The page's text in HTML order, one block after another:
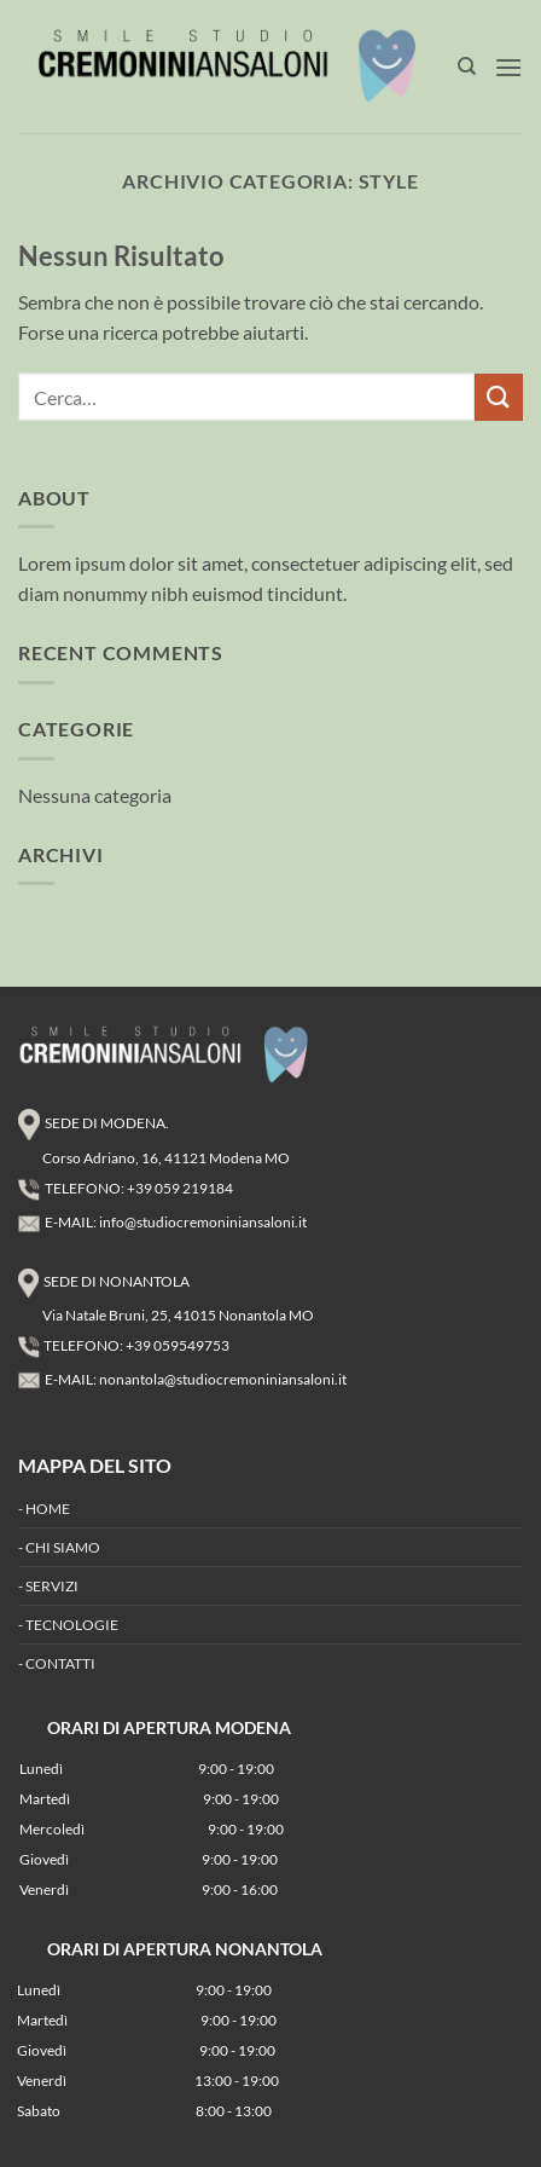
contenuti
ARCHIVIO CATEGORIA: STYLE
Nessun Risultato
Sembra che non è possibile trovare ciò che stai cercando.
Forse una ricerca potrebbe aiutarti.
ABOUT
Lorem ipsum dolor sit amet, consectetuer adipiscing elit, sed
diam nonummy nibh euismod tincidunt.
RECENT COMMENTS
CATEGORIE
Nessuna categoria
ARCHIVI
SEDE DI MODENA.
Corso Adriano, 16, 41121 Modena MO
TELEFONO: +39 059 219184
E-MAIL: info@studiocremoniniansaloni.it
SEDE DI NONANTOLA
Via Natale Bruni, 25, 41015 Nonantola MO
TELEFONO: +39 059549753
E-MAIL:nonantola@studiocremoniniansaloni.it
MAPPA DEL SITO
- HOME
-CHI SIAMO
-SERVIZI
-TECNOLOGIE
-CONTATTI
ORARI DI APERTURA MODENA
Lunedì 9:00 - 19:00
Martedì 9:00 - 19:00
Mercoledì 9:00 - 19:00
Giovedì 9:00 - 19:00
Venerdì 9:00 - 16:00
ORARI DI APERTURA NONANTOLA
Lunedì 9:00 - 19:00
Martedì 9:00 - 19:00
Giovedì 9:00 - 19:00
Venerdì 13:00 - 19:00
Sabato 8:00 - 13:00